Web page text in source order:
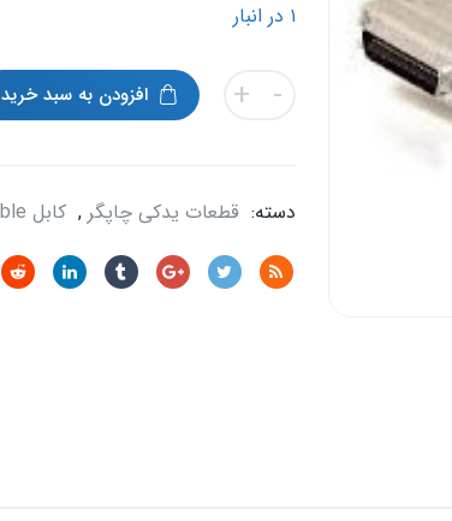
۱ در انبار
-
کابل
آکبند
عدد
+ افزودن به سبد خرید
دسته: قطعات یدکی چاپگر , کابل cable